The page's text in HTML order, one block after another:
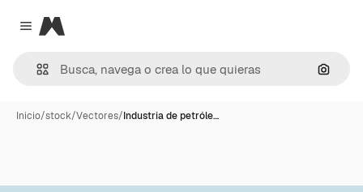
Close menu
Magnific
Inicio/stock/Vectores/Industria de petróle…